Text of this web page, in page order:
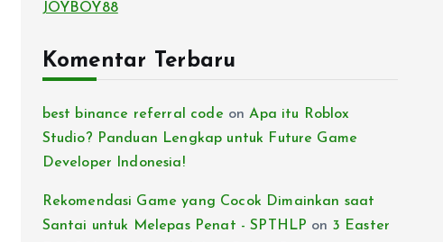
JOYBOY88
Komentar Terbaru
best binance referral code onApa itu Roblox
Studio? Panduan Lengkap untuk Future Game
Developer Indonesia!
Rekomendasi Game yang Cocok Dimainkan saat
Santai untuk Melepas Penat - SPTHLP on 3 Easter